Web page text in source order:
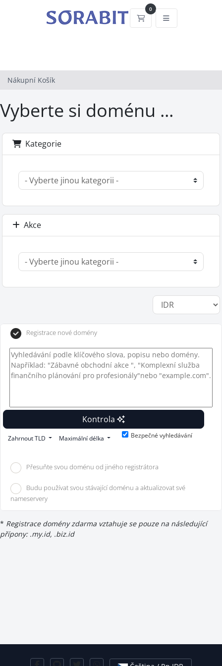
0
Nákupní Košík
Nákupní Košík
Vyberte si doménu ...
Kategorie
Akce
Registrace nové domény
Kontrola
Zahrnout TLD Maximální délka Bezpečné vyhledávání
Přesuňte svou doménu od jiného registrátora
Budu používat svou stávající doménu a aktualizovat své
nameservery
* Registrace domény zdarma vztahuje se pouze na následující
přípony: .my.id, .biz.id